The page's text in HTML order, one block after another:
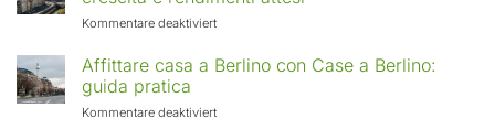
Kommentare deaktiviertfür
in
Europa:
Affittare casa a Berlino con Case a Berlino:
guida pratica
Kommentare deaktiviertfür